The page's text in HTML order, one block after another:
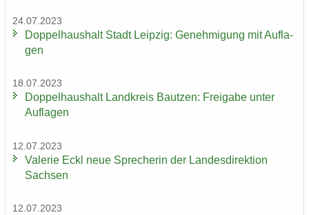
24.07.2023
Dop­pel­haus­halt Stadt Leip­zig: Ge­neh­mi­gung mit Auf­la­
gen
18.07.2023
Dop­pel­haus­halt Land­kreis Baut­zen: Frei­ga­be unter
Auf­la­gen
12.07.2023
Va­le­rie Eckl neue Spre­che­rin der Lan­des­di­rek­ti­on
Sach­sen
12.07.2023